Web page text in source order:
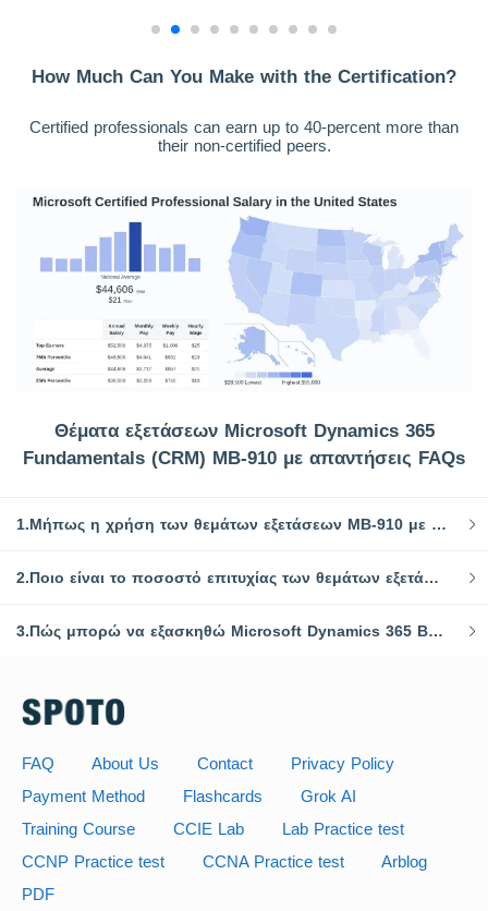
How Much Can You Make with the Certification?
Certified professionals can earn up to 40-percent more than
their non-certified peers.
Θέματα εξετάσεων Microsoft Dynamics 365
Fundamentals (CRM) MB-910 με απαντήσεις FAQs
1.Μήπως η χρήση των θεμάτων εξετάσεων MB-910 με απαντήσεις εγγυάται το πέρασμα των εξετάσεων πιστοποίησης;
2.Ποιο είναι το ποσοστό επιτυχίας των θεμάτων εξετάσεων SPOTO με απαντήσεις;
3.Πώς μπορώ να εξασκηθώ Microsoft Dynamics 365 Βασικές αρχές (CRM) MB-910 ερωτήσεις εξετάσεις?
FAQ About Us Contact
Privacy Policy
Payment Method
Flashcards
Grok AI
Training Course
CCIE Lab
Lab Practice test
CCNP Practice test
CCNA Practice test
Arblog
PDF